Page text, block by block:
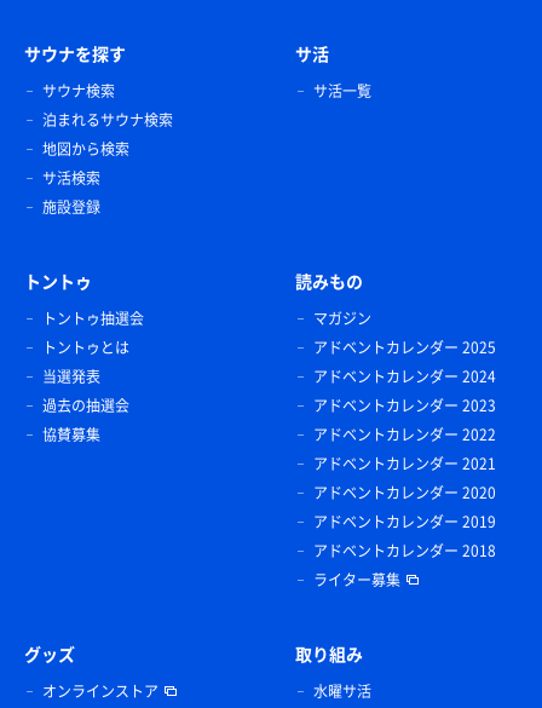
サウナを探す
サウナ検索
泊まれるサウナ検索
地図から検索
サ活検索
施設登録
サ活
サ活一覧
トントゥ
トントゥ抽選会
トントゥとは
当選発表
過去の抽選会
協賛募集
読みもの
マガジン
アドベントカレンダー 2025
アドベントカレンダー 2024
アドベントカレンダー 2023
アドベントカレンダー 2022
アドベントカレンダー 2021
アドベントカレンダー 2020
アドベントカレンダー 2019
アドベントカレンダー 2018
ライター募集
グッズ
オンラインストア
取り組み
水曜サ活